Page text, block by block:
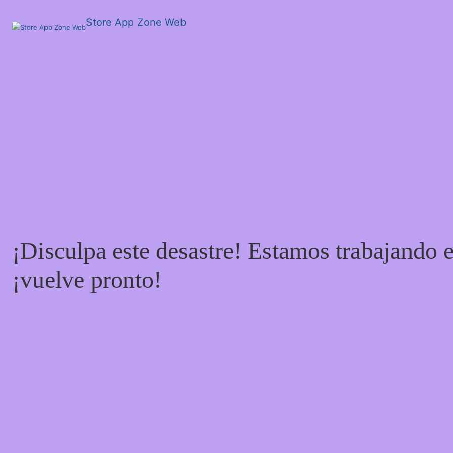
Store App Zone Web
¡Disculpa este desastre! Estamos trabajando
¡vuelve pronto!